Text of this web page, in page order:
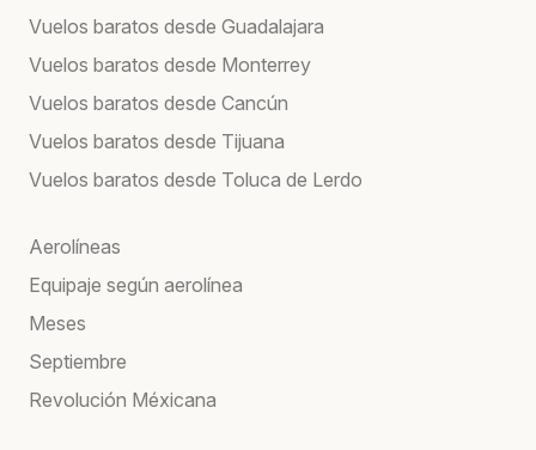
Vuelos baratos desde Guadalajara
Vuelos baratos desde Monterrey
Vuelos baratos desde Cancún
Vuelos baratos desde Tijuana
Vuelos baratos desde Toluca de Lerdo
Aerolíneas
Equipaje según aerolínea
Meses
Septiembre
Revolución Méxicana